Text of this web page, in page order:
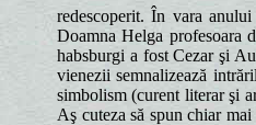
redescoperit. În vara
Doamna Helga profesoara
habsburgi a fost Cezar şi
vienezii semnalizează
simbolism (curent literar şi
Aş cuteza să spun chiar